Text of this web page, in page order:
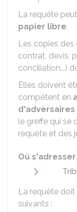
La requête
papier libre.
Les copies des
contrat, devis,
conciliation...)
Elles doivent
compétent en
d'adversaires
le greffe qui se
requête et des
Où s'adresser
La requête
suivants :